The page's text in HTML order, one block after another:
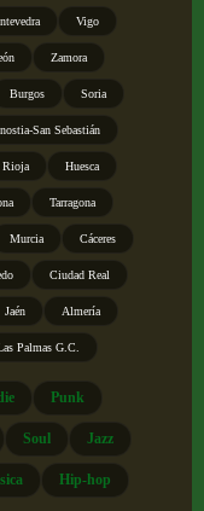
Vigo
Zamora
Burgos Soria
San Sebastián
Rioja Huesca
Tarragona
Murcia Cáceres
Ciudad Real
Jaén Almería
Palmas G.C.
Punk
Soul Jazz
Hip-hop